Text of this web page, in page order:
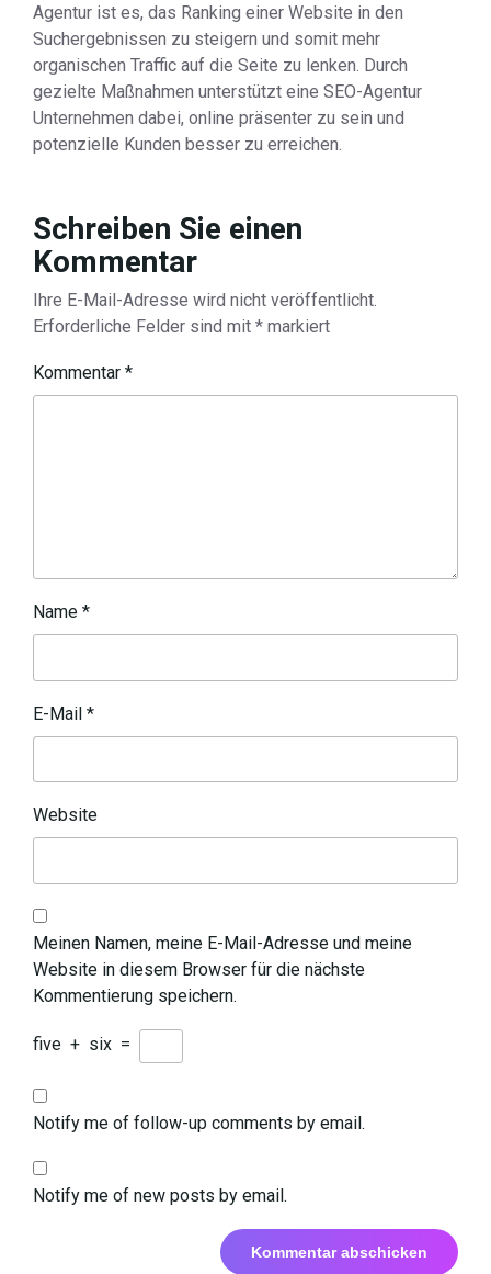
Agentur ist es, das Ranking einer Website in den
Suchergebnissen zu steigern und somit mehr
organischen Traffic auf die Seite zu lenken. Durch
gezielte Maßnahmen unterstützt eine SEO-Agentur
Unternehmen dabei, online präsenter zu sein und
potenzielle Kunden besser zu erreichen.
Schreiben Sie einen
Kommentar
Ihre E-Mail-Adresse wird nicht veröffentlicht.
Erforderliche Felder sind mit * markiert
Kommentar *
Name *
E-Mail *
Website
Meinen Namen, meine E-Mail-Adresse und meine
Website in diesem Browser für die nächste
Kommentierung speichern.
five + six =
Notify me of follow-up comments by email.
Notify me of new posts by email.